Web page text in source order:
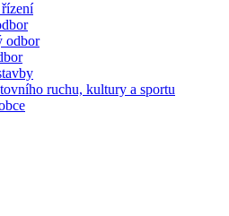
odbor
ruchu, kultury a sportu